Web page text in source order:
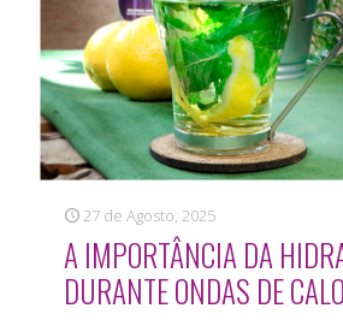
27 de Agosto, 2025
A IMPORTÂNCIA DA
DURANTE ONDAS DE